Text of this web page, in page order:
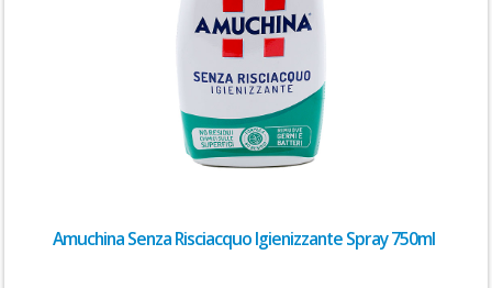
Amuchina Senza Risciacquo Igienizzante Spray 750ml